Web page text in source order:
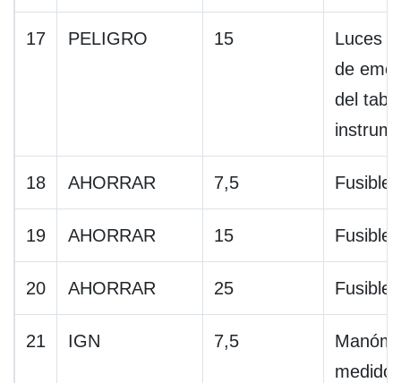
17 PELIGRO 15
Luces
de
del
18 AHORRAR 7,5 Fusible
19 AHORRAR 15 Fusible
20 AHORRAR 25 Fusible
21 IGN 7,5